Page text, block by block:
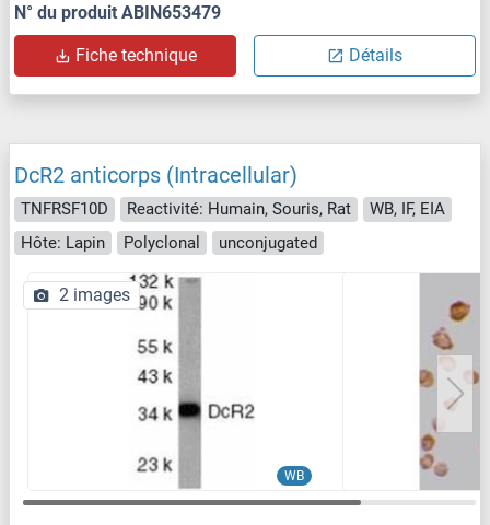
N° du produit ABIN653479
Fiche technique Détails
DcR2 anticorps (Intracellular)
TNFRSF10D Reactivité: Humain, Souris, Rat
WB, IF, EIA
Hôte: Lapin
Polyclonal unconjugated
WB
2 images